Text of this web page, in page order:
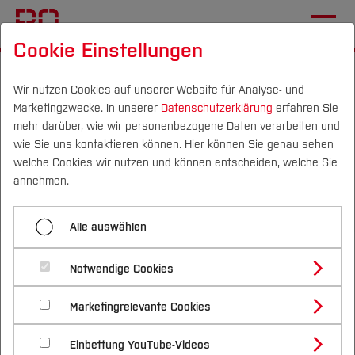
Campus Personen DE|EN Quicklinks
Studium
Studienangebote
Bachelorstudiengänge
Masterstudiengänge
Vor dem Studium
Bewerben & Einschreiben
Bewerbungsportal
Im Studium
Studienbüros und Prüfungen
Nach dem Studium
Forschung & Transfer
Profil
Forschungs- und Transferprofil
Schwerpunkte (FuT)
Beratung & Förderung
Nachhaltigkeit
Nachhaltigkeit studieren
International
Labor für Bauphysik
Bauphysik im Studium
Masterstudiengang Bau- und
Umweltingenieurwesen
Bachelorstudiengang Bauingenieurwesen
Masterstudiengang Bau- und
Umweltingenieurwesen
Die Studierenden des Studienprofils “Bauphysik
und Konstruktion” vertiefen die Bauphysik und
lernen sowohl die Grundlagen als auch die
Anwendung moderner Computersimulationen und
Cookie Einstellungen
Wir nutzen Cookies auf unserer Website für Analyse- und
Marketingzwecke. In unserer Datenschutzerklärung erfahren Sie
mehr darüber, wie wir personenbezogene Daten verarbeiten und
wie Sie uns kontaktieren können. Hier können Sie genau sehen
welche Cookies wir nutzen und können entscheiden, welche Sie
annehmen.
Alle auswählen
Notwendige Cookies
Marketingrelevante Cookies
Einbettung YouTube-Videos